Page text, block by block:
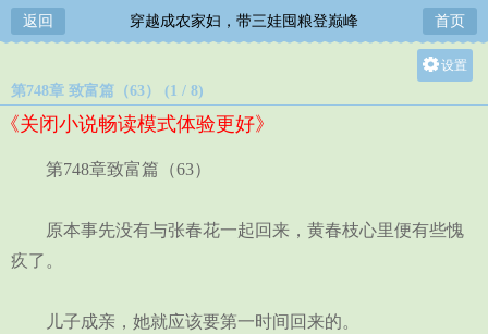
返回 穿越成农家妇，带三娃囤粮登巅峰 首页
设置
第748章 致富篇（63） (1 / 8)
《关闭小说畅读模式体验更好》
第748章致富篇（63）
原本事先没有与张春花一起回来，黄春枝心里便有些愧
疚了。
儿子成亲，她就应该要第一时间回来的。